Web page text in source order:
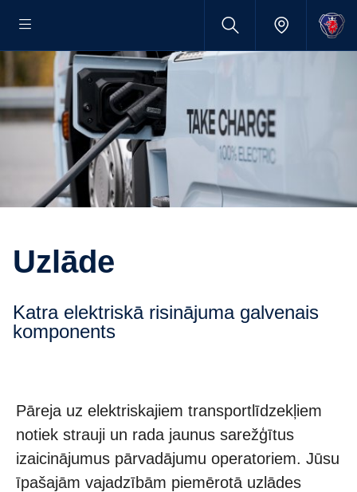
Uzlāde
Katra elektriskā risinājuma galvenais
komponents
Pāreja uz elektriskajiem transportlīdzekļiem
notiek strauji un rada jaunus sarežģītus
izaicinājumus pārvadājumu operatoriem. Jūsu
īpašajām vajadzībām piemērotā uzlādes